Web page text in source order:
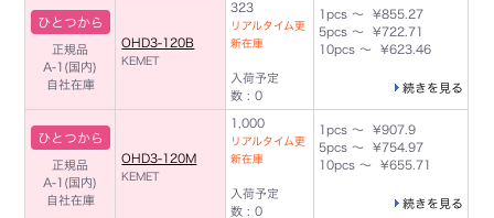
ひとつから
正規品
A-1(国内)
自社在庫
OHD3-120B
KEMET
323
リアルタイム更
新在庫
入荷予定
数 : 0
1pcs ～ ¥855.27
5pcs ～ ¥722.71
10pcs ～ ¥623.46
続きを見る
ひとつから
正規品
A-1(国内)
自社在庫
OHD3-120M
KEMET
1,000
リアルタイム更
新在庫
入荷予定
数 : 0
1pcs ～ ¥907.9
5pcs ～ ¥754.97
10pcs ～ ¥655.71
続きを見る